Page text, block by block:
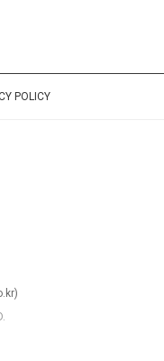
POLICY
)